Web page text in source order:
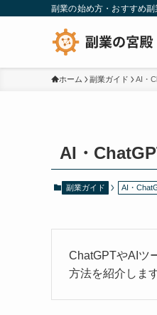
副業の始め方・おすすめ
ホーム 副業ガイド AI・
AI・
副業ガイド AI・
ChatGPTやAIツ
方法を紹介します